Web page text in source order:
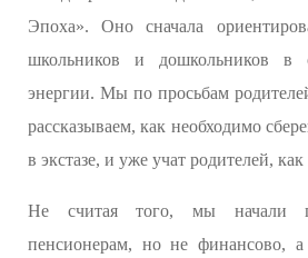
Эпоха». Оно сначала
школьников и дошкольников в
энергии. Мы по просьбам
рассказываем, как необходимо
в экстазе, и уже учат родителей,
Не считая того, мы начали
пенсионерам, но не финансово,